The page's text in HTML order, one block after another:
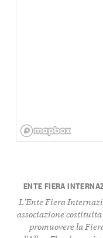
ENTE FIERA
L'Ente Fiera
associazione
promuovere la